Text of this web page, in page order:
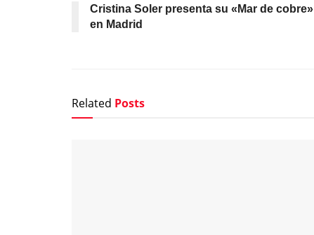
Cristina Soler presenta su «Mar de cobre»
en Madrid
Related Posts